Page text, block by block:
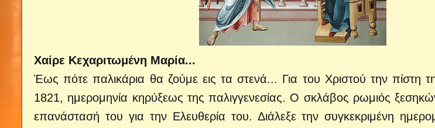
Χαίρε Κεχαριτωμένη Μαρία...
Έως πότε παλικάρια θα ζούμε εις τα στενά... Για του Χριστού την πίστη
1821, ημερομηνία κηρύξεως της παλιγγενεσίας. Ο σκλάβος ρωμιός
επανάστασή του για την Ελευθερία του. Διάλεξε την συγκεκριμένη